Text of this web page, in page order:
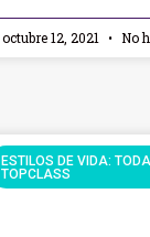
octubre 12, 2021 No
ESTILOS DE VIDA:
TOPCLASS